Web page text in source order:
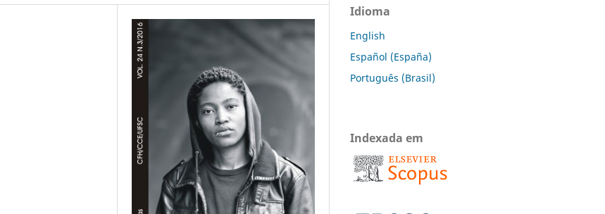
Idioma
English
Español (España)
Português (Brasil)
Indexada em